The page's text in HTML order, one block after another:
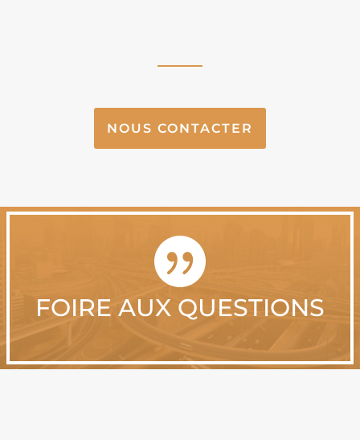
NOUS CONTACTER

FOIRE AUX QUESTIONS